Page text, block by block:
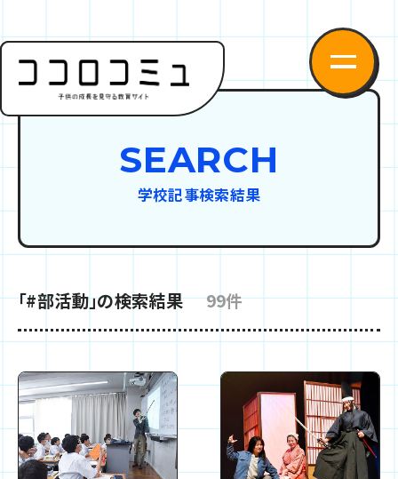
SEARCH
学校記事検索結果
「#部活動」の検索結果 99件